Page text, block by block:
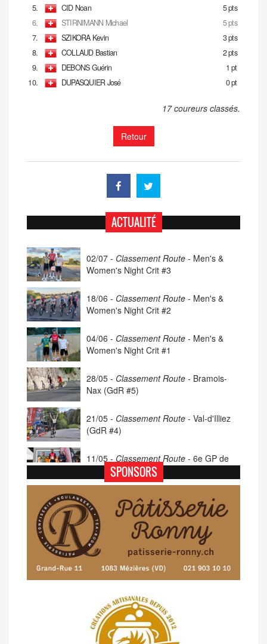
5. CID Noan
5 pts
6.
STIRNIMANN Michael
5 pts
7.
SZIKORA Kevin
3 pts
8.
COLLAUD Bastian
2 pts
9.
DEBONS Guérin
1 pt
10.
DUPASQUIER José 0 pt
17 coureurs classés.
Retour
ACTUALITÉ
02/07 - Classement Route - Men's &
Women's Night Crit #3
18/06 - Classement Route - Men's &
Women's Night Crit #2
04/06 - Classement Route - Men's &
Women's Night Crit #1
28/05 - Classement Route - Bramois-
Nax (GdR #5)
21/05 - Classement Route - Val-d'Illiez
(GdR #4)
11/05 - Classement Route - 6e GP de
Porsel (TdC #4)
07/05 - Classement Route -
Blonay-Les
Pléiades (GdR #3)
23/04 - Classement Route -4e Pringy -
Moléson (TdC #3)
14/04 -Photos -Les photos du 5e GP
14/04 -Classement Route -
Semsales (TdC #2)
SPONSORS